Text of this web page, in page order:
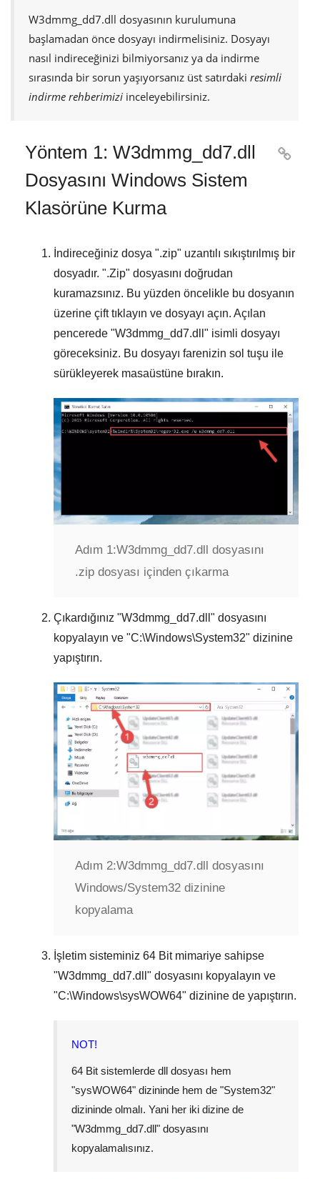
W3dmmg_dd7.dll dosyasının kurulumuna
başlamadan önce dosyayı indirmelisiniz. Dosyayı
nasıl indireceğinizi bilmiyorsanız ya da indirme
sırasında bir sorun yaşıyorsanız üst satırdaki resimli
indirme rehberimizi inceleyebilirsiniz.
Yöntem 1: W3dmmg_dd7.dll
Dosyasını Windows Sistem
Klasörüne Kurma

İndireceğiniz dosya ".zip" uzantılı sıkıştırılmış bir
dosyadır. ".Zip" dosyasını doğrudan
kuramazsınız. Bu yüzden öncelikle bu dosyanın
üzerine çift tıklayın ve dosyayı açın. Açılan
pencerede "W3dmmg_dd7.dll " isimli dosyayı
göreceksiniz. Bu dosyayı farenizin sol tuşu ile
sürükleyerek masaüstüne bırakın.
Adım 1:W3dmmg_dd7.dll dosyasını
.zip dosyası içinden çıkarma
Çıkardığınız "W3dmmg_dd7.dll " dosyasını
kopyalayın ve "C:\Windows\System32" dizinine
yapıştırın.
Adım 2:W3dmmg_dd7.dll dosyasını
Windows/System32 dizinine
kopyalama
İşletim sisteminiz 64 Bitmimariye sahipse
"W3dmmg_dd7.dll " dosyasını kopyalayın ve
"C:\Windows\sysWOW64" dizinine de yapıştırın.
NOT!
64 Bit sistemlerde dll dosyası hem
"sysWOW64" dizininde hem de "System32"
dizininde olmalı. Yani her iki dizine de
"W3dmmg_dd7.dll" dosyasını
kopyalamalısınız.